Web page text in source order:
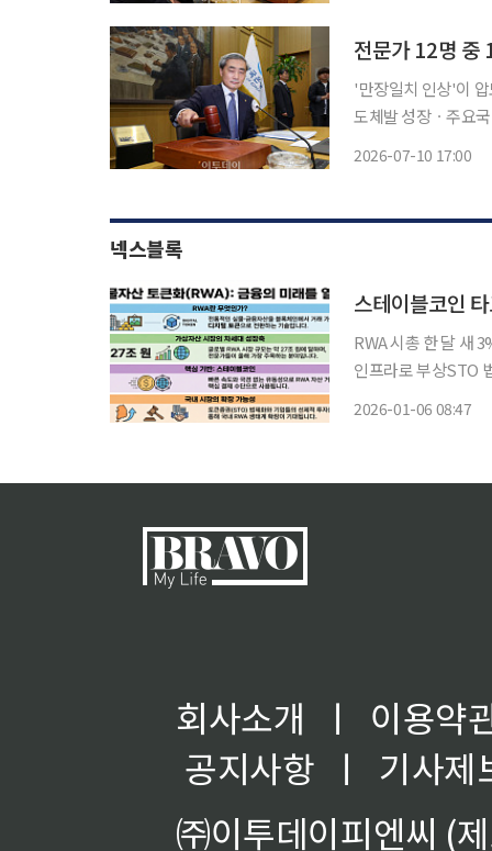
'만장일치 인상'이
도체발 성장ㆍ주요국 통화정책이 변수" 7월 한
2026-07-10 17:00
넥스블록
스테이블코인
RWA 시총 한 달 새
인프라로 부상STO 법제화 앞
2026-01-06 08:47
회사소개 ㅣ
이용약
공지사항
ㅣ
기사제
㈜이투데이피엔씨 (